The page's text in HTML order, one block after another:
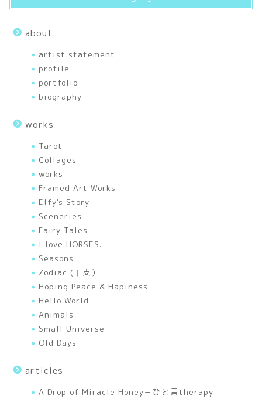
about
artist statement
profile
portfolio
biography
works
Tarot
Collages
works
Framed Art Works
Elfy's Story
Sceneries
Fairy Tales
I love HORSES.
Seasons
Zodiac (干支）
Hoping Peace & Hapiness
Hello World
Animals
Small Universe
Old Days
articles
A Drop of Miracle Honey－ひと言therapy
biography